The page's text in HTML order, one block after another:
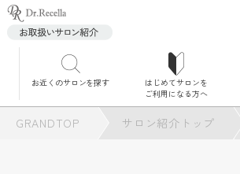
お近くのサロンを探す
はじめてサロンを
ご利用になる方へ
GRANDTOP サロン紹介トップ